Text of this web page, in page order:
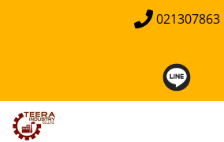
021307863